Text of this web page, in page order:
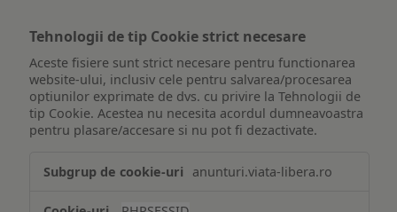
Tehnologii de tip Cookie strict necesare
Aceste fisiere sunt strict necesare pentru functionarea
website-ului, inclusiv cele pentru salvarea/procesarea
optiunilor exprimate de dvs. cu privire la Tehnologii de
tip Cookie. Acestea nu necesita acordul dumneavoastra
pentru plasare/accesare si nu pot fi dezactivate.
de
anunturi.viata-libera.ro